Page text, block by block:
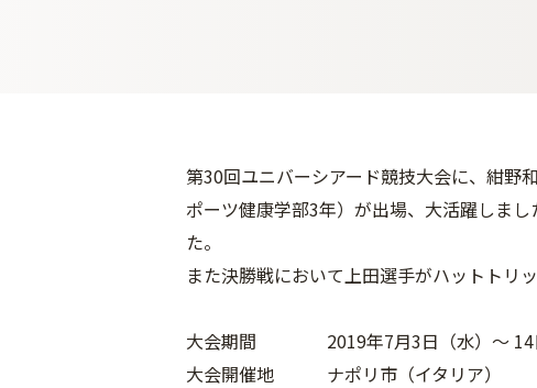
第30回ユニバーシアード競技大会に、紺野
ポーツ健康学部3年）が出場、大活躍しま
た。
また決勝戦において上田選手がハットトリッ
大会期間 2019年7月3日（水）～ 14日
大会開催地 ナポリ市（イタリア）